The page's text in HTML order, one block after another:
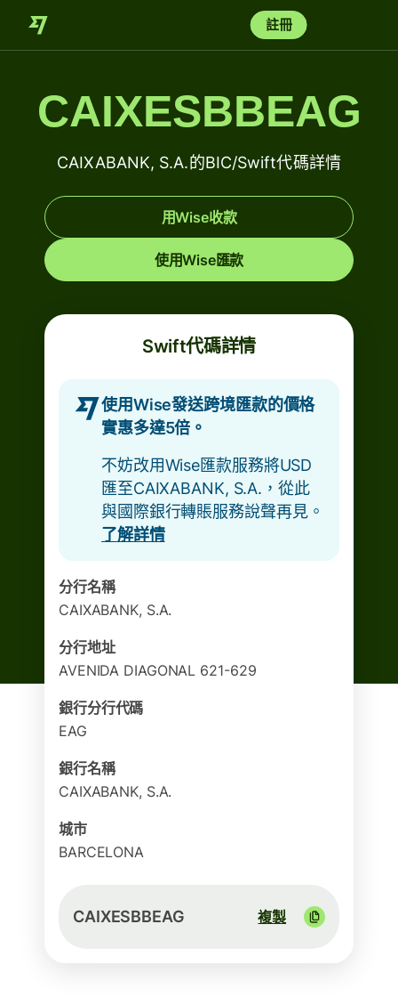
註冊
CAIXESBBEAG
CAIXABANK, S.A.的BIC/Swift代碼詳情
用Wise收款
使用Wise匯款
Swift代碼詳情
使用Wise發送跨境匯款的價格
實惠多達5倍。
不妨改用Wise匯款服務將USD
匯至CAIXABANK, S.A.，從此
與國際銀行轉賬服務說聲再見。
了解詳情
分行名稱
CAIXABANK, S.A.
分行地址
AVENIDA DIAGONAL 621-629
銀行分行代碼
EAG
銀行名稱
CAIXABANK, S.A.
城市
BARCELONA
CAIXESBBEAG 複製